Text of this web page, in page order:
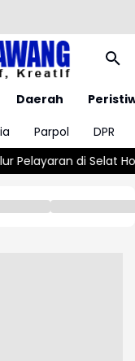
Daerah
Parpol
DPR
Pegadaian